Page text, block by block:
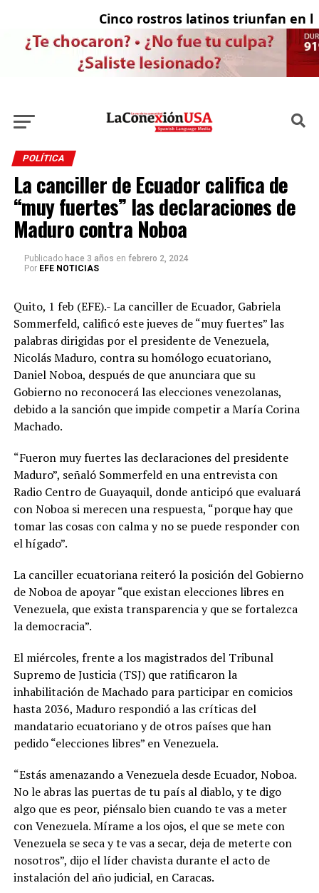
Cinco rostros latinos triunfan en la
POLÍTICA
La canciller de Ecuador califica de
“muy fuertes” las declaraciones de
Maduro contra Noboa
Publicado hace 3 años en febrero 2, 2024
Por EFE NOTICIAS
Quito, 1 feb (EFE).- La canciller de Ecuador, Gabriela
Sommerfeld, calificó este jueves de “muy fuertes” las
palabras dirigidas por el presidente de Venezuela,
Nicolás Maduro, contra su homólogo ecuatoriano,
Daniel Noboa, después de que anunciara que su
Gobierno no reconocerá las elecciones venezolanas,
debido a la sanción que impide competir a María Corina
Machado.
“Fueron muy fuertes las declaraciones del presidente
Maduro”, señaló Sommerfeld en una entrevista con
Radio Centro de Guayaquil, donde anticipó que evaluará
con Noboa si merecen una respuesta, “porque hay que
tomar las cosas con calma y no se puede responder con
el hígado”.
La canciller ecuatoriana reiteró la posición del Gobierno
de Noboa de apoyar “que existan elecciones libres en
Venezuela, que exista transparencia y que se fortalezca
la democracia”.
El miércoles, frente a los magistrados del Tribunal
Supremo de Justicia (TSJ) que ratificaron la
inhabilitación de Machado para participar en comicios
hasta 2036, Maduro respondió a las críticas del
mandatario ecuatoriano y de otros países que han
pedido “elecciones libres” en Venezuela.
“Estás amenazando a Venezuela desde Ecuador, Noboa.
No le abras las puertas de tu país al diablo, y te digo
algo que es peor, piénsalo bien cuando te vas a meter
con Venezuela. Mírame a los ojos, el que se mete con
Venezuela se seca y te vas a secar, deja de meterte con
nosotros”, dijo el líder chavista durante el acto de
instalación del año judicial, en Caracas.